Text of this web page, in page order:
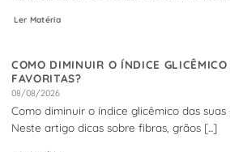
Ler Matéria
COMO DIMINUIR O ÍNDICE
FAVORITAS?
08/08/2026
Como diminuir o índice glicêmico das
Neste artigo dicas sobre fibras, grãos [...]